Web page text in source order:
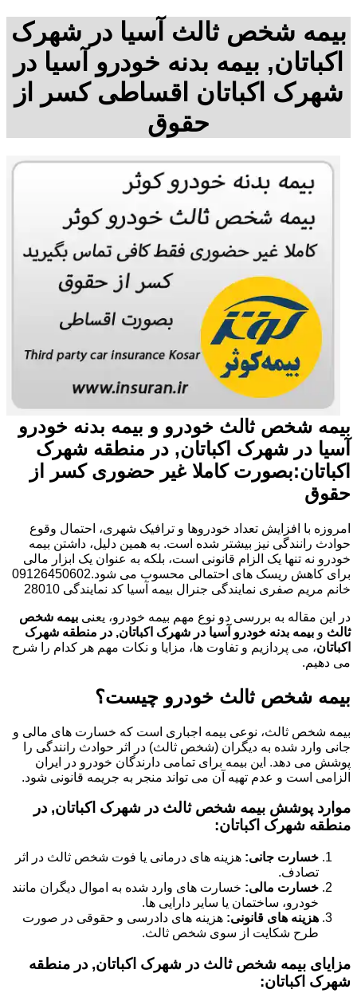
بیمه شخص ثالث آسیا در شهرک
اکباتان, بیمه بدنه خودرو آسیا در
شهرک اکباتان اقساطی کسر از
حقوق
بیمه شخص ثالث خودرو و بیمه بدنه خودرو
آسیا در شهرک اکباتان, در منطقه شهرک
اکباتان:بصورت کاملا غیر حضوری کسر از
حقوق
امروزه با افزایش تعداد خودروها و ترافیک شهری، احتمال وقوع
حوادث رانندگی نیز بیشتر شده است. به همین دلیل، داشتن بیمه
خودرو نه تنها یک الزام قانونی است، بلکه به عنوان یک ابزار مالی
برای کاهش ریسک های احتمالی محسوب می شود.09126450602
خانم مریم صفری نمایندگی جنرال بیمه آسیا کد نمایندگی 28010
در این مقاله به بررسی دو نوع مهم بیمه خودرو، یعنی بیمه شخص
ثالث و بیمه بدنه خودرو آسیا در شهرک اکباتان, در منطقه شهرک
اکباتان، می پردازیم و تفاوت ها، مزایا و نکات مهم هر کدام را شرح
می دهیم.
بیمه شخص ثالث خودرو چیست؟
بیمه شخص ثالث، نوعی بیمه اجباری است که خسارت های مالی و
جانی وارد شده به دیگران (شخص ثالث) در اثر حوادث رانندگی را
پوشش می دهد. این بیمه برای تمامی دارندگان خودرو در ایران
الزامی است و عدم تهیه آن می تواند منجر به جریمه قانونی شود.
موارد پوشش بیمه شخص ثالث در شهرک اکباتان, در
منطقه شهرک اکباتان:
خسارت جانی: هزینه های درمانی یا فوت شخص ثالث در اثر
تصادف.
خسارت مالی: خسارت های وارد شده به اموال دیگران مانند
خودرو، ساختمان یا سایر دارایی ها.
هزینه های قانونی: هزینه های دادرسی و حقوقی در صورت
طرح شکایت از سوی شخص ثالث.
مزایای بیمه شخص ثالث در شهرک اکباتان, در منطقه
شهرک اکباتان: